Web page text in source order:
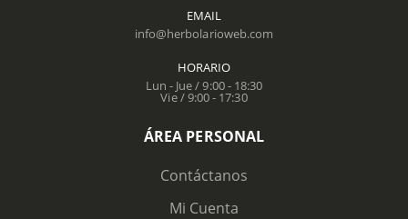
EMAIL
info@herbolarioweb.com
HORARIO
Lun - Jue / 9:00 - 18:30
Vie / 9:00 - 17:30
ÁREA PERSONAL
Contáctanos
Mi Cuenta